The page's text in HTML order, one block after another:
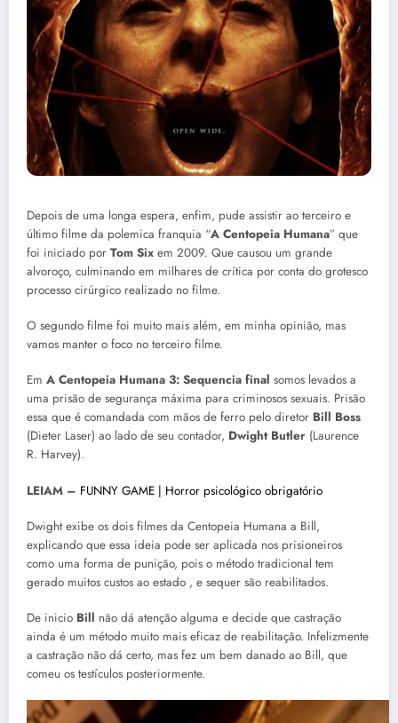
Depois de uma longa espera, enfim, pude assistir ao terceiro e
último filme da polemica franquia “A Centopeia Humana” que
foi iniciado por Tom Six em 2009. Que causou um grande
alvoroço, culminando em milhares de crítica por conta do grotesco
processo cirúrgico realizado no filme.
O segundo filme foi muito mais além, em minha opinião, mas
vamos manter o foco no terceiro filme.
Em A Centopeia Humana 3: Sequencia final somos levados a
uma prisão de segurança máxima para criminosos sexuais. Prisão
essa que é comandada com mãos de ferro pelo diretor Bill Boss
(Dieter Laser) ao lado de seu contador, Dwight Butler (Laurence
R. Harvey).
LEIAM – FUNNY GAME | Horror psicológico obrigatório
Dwight exibe os dois filmes da Centopeia Humana a Bill,
explicando que essa ideia pode ser aplicada nos prisioneiros
como uma forma de punição, pois o método tradicional tem
gerado muitos custos ao estado , e sequer são reabilitados.
De inicio Bill não dá atenção alguma e decide que castração
ainda é um método muito mais eficaz de reabilitação. Infelizmente
a castração não dá certo, mas fez um bem danado ao Bill, que
comeu os testículos posteriormente.